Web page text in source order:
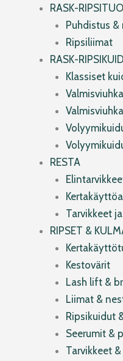
RASK-
Puhdistus
Ripsiliimat
RASK-
Klassiset
RESTA
Tarvikkeet
RIPSET &
Kestovärit
Lash lift &
Liimat &
Ripsikuidut
Seerumit &
Tarvikkeet